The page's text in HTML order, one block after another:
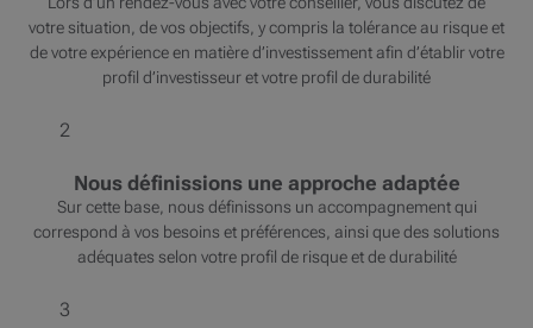
votre situation, de vos objectifs, y compris la tolérance au risque et
de votre expérience en matière d’investissement afin d’établir votre
profil d’investisseur et votre profil de durabilité
2
Nous définissions une approche adaptée
Sur cette base, nous définissons un accompagnement qui
correspond à vos besoins et préférences, ainsi que des solutions
adéquates selon votre profil de risque et de durabilité
3